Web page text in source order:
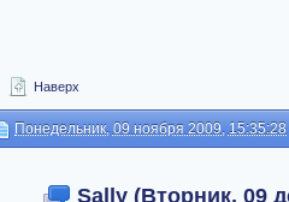
Наверх
Понедельник, 09 ноября 2009, 15:35:28
Sally (Вторник, 09